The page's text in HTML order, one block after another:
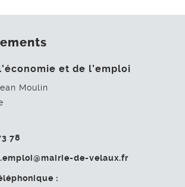
et de l’emploi
Moulin
78
de-velaux.fr
: